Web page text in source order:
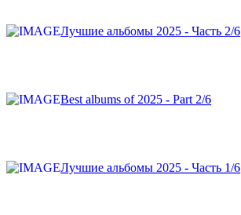
Лучшие альбомы 2025 - Часть 2/6
Best albums of 2025 - Part 2/6
Лучшие альбомы 2025 - Часть 1/6